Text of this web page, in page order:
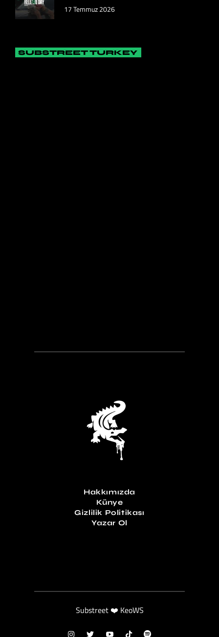
17 Temmuz 2026
SUBSTREET TURKEY
Hakkımızda
Künye
Gizlilik Politikası
Yazar Ol
Substreet ❤️ KeoWS